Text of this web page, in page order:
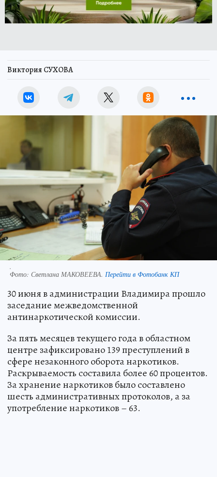
Виктория СУХОВА
.
Фото: Светлана МАКОВЕЕВА. Перейти в Фотобанк КП
30 июня в администрации Владимира прошло
заседание межведомственной
антинаркотической комиссии.
За пять месяцев текущего года в областном
центре зафиксировано 139 преступлений в
сфере незаконного оборота наркотиков.
Раскрываемость составила более 60 процентов.
За хранение наркотиков было составлено
шесть административных протоколов, а за
употребление наркотиков – 63.